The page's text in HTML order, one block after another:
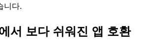
니다.
서 보다 쉬워진 앱 호환